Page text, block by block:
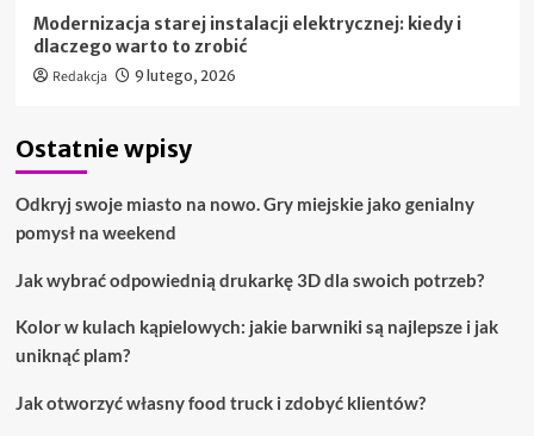
Modernizacja starej instalacji elektrycznej: kiedy i
dlaczego warto to zrobić
Redakcja 9 lutego, 2026
Ostatnie wpisy
Odkryj swoje miasto na nowo. Gry miejskie jako genialny
pomysł na weekend
Jak wybrać odpowiednią drukarkę 3D dla swoich potrzeb?
Kolor w kulach kąpielowych: jakie barwniki są najlepsze i jak
uniknąć plam?
Jak otworzyć własny food truck i zdobyć klientów?